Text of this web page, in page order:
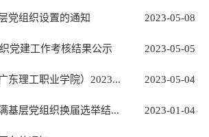
2023-05-08
党组织设置的通知
2023-05-05
党建工作考核结果公示
2023-05-04
东理工职业学院）2023...
2023-01-04
基层党组织换届选举结...